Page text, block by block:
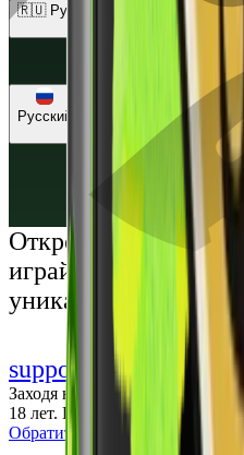
🇷🇺 Рубли (RUB)
🇪🇺 Евро
🇺🇦 Гривны (UAH)
Русский
Українська
Открой мир
играй честно и
уникальными
support@cs-wiki.org
Заходя на этот сайт, вы
18 лет. Проблемы с азартными
Обратится за помощью